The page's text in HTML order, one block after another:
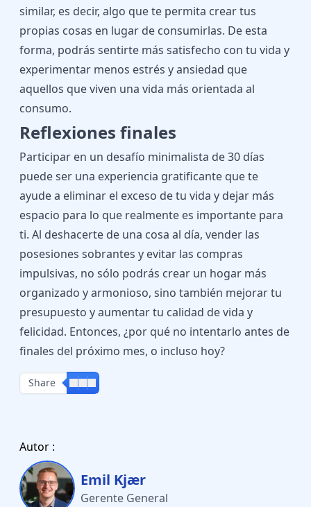
similar, es decir, algo que te permita crear tus
propias cosas en lugar de consumirlas. De esta
forma, podrás sentirte más satisfecho con tu vida y
experimentar menos estrés y ansiedad que
aquellos que viven una vida más orientada al
consumo.
Reflexiones finales
Participar en un desafío minimalista de 30 días
puede ser una experiencia gratificante que te
ayude a eliminar el exceso de tu vida y dejar más
espacio para lo que realmente es importante para
ti. Al deshacerte de una cosa al día, vender las
posesiones sobrantes y evitar las compras
impulsivas, no sólo podrás crear un hogar más
organizado y armonioso, sino también mejorar tu
presupuesto y aumentar tu calidad de vida y
felicidad. Entonces, ¿por qué no intentarlo antes de
finales del próximo mes, o incluso hoy?
Share
Autor :
Emil Kjær
Gerente General